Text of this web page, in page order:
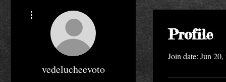
Profile
Join date: Jun 20,
vedelucheevoto